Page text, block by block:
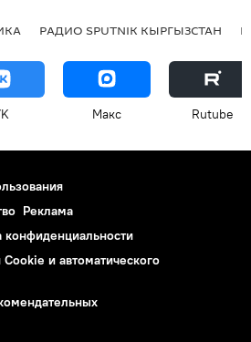
РАДИО SPUTNIK КЫРГЫЗСТАН
Макс Rutube
Реклама
конфиденциальности
и автоматического